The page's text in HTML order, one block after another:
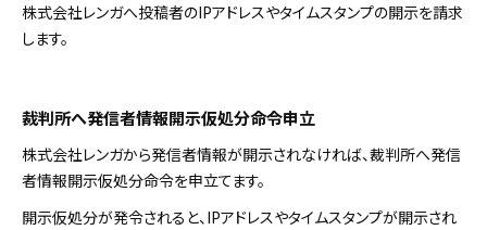
株式会社レンガへ投稿者のIPアドレスやタイムスタンプの開示を請求
します。
裁判所へ発信者情報開示仮処分命令申立
株式会社レンガから発信者情報が開示されなければ、裁判所へ発信
者情報開示仮処分命令を申立てます。
開示仮処分が発令されると、IPアドレスやタイムスタンプが開示され